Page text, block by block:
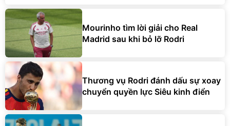
Mourinho tìm lời giải cho Real
Madrid sau khi bỏ lỡ Rodri
Thương vụ Rodri đánh dấu sự xoay
chuyển quyền lực Siêu kinh điển